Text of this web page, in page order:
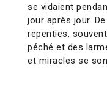
se vidaient
jour après jour.
repenties,
péché et des
et miracles se